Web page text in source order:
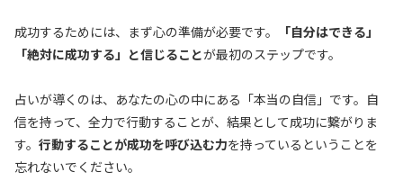
成功するためには、まず心の準備が必要です。
「自分はできる」
「絶対に成功する」と信じることが最初のステップです。
占いが導くのは、あなたの心の中にある「本当の自信」です。自
信を持って、全力で行動することが、結果として成功に繋がりま
す。 行動することが成功を呼び込む力を持っているということを
忘れないでください。